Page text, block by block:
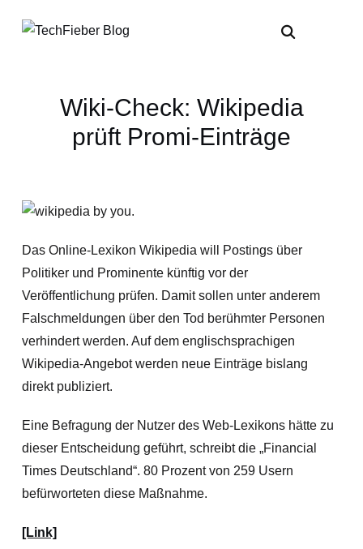
Wiki-Check: Wikipedia
prüft Promi-Einträge
Das Online-Lexikon Wikipedia will Postings über
Politiker und Prominente künftig vor der
Veröffentlichung prüfen. Damit sollen unter anderem
Falschmeldungen über den Tod berühmter Personen
verhindert werden. Auf dem englischsprachigen
Wikipedia-Angebot werden neue Einträge bislang
direkt publiziert.
Eine Befragung der Nutzer des Web-Lexikons hätte zu
dieser Entscheidung geführt, schreibt die „Financial
Times Deutschland“. 80 Prozent von 259 Usern
befürworteten diese Maßnahme.
[Link]